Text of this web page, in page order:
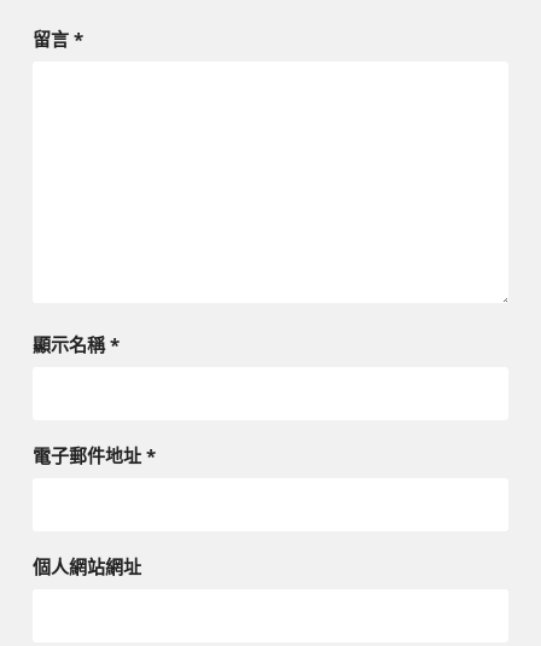
留言 *
顯示名稱*
電子郵件地址 *
個人網站網址